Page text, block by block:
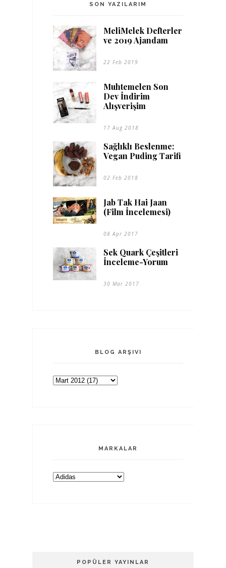
SON YAZILARIM
MeliMelek Defterler
ve 2019 Ajandam
22 Feb 2019
Muhtemelen Son
Dev İndirim
Alışverişim
17 Aug 2018
Sağlıklı Beslenme:
Vegan Puding Tarifi
02 Feb 2018
Jab Tak Hai Jaan
(Film İncelemesi)
08 Apr 2017
Sek Quark Çeşitleri
İnceleme-Yorum
30 Mar 2017
BLOG ARŞIVI
MARKALAR
POPÜLER YAYINLAR